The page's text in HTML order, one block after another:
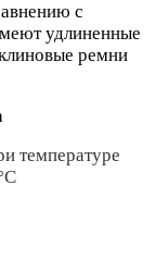
с
удлиненные
ремни
температуре